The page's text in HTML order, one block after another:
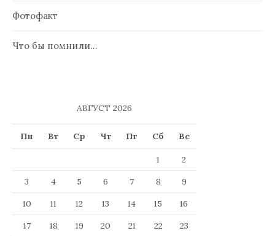
Фотофакт
Что бы помнили…
АВГУСТ 2026
Пн Вт Ср Чт Пт Сб Вс
1
2
3
4 5 6 7 8
9
10
11 12 13 14 15
16
17
18 19 20 21 22
23